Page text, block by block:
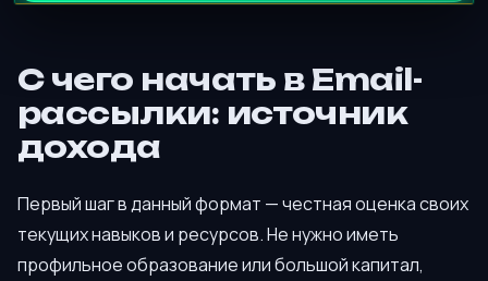
С чего начать в Email-
рассылки: источник
дохода
Первый шаг в данный формат — честная оценка своих
текущих навыков и ресурсов. Не нужно иметь
профильное образование или большой капитал,